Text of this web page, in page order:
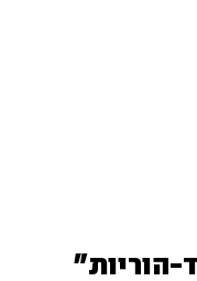
הוריות"